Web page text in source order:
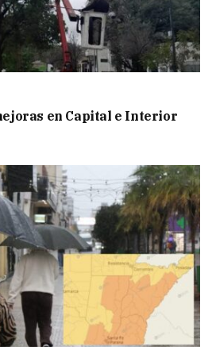
en Capital e Interior